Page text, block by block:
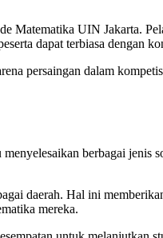
Matematika UIN Jakarta.
dapat terbiasa dengan
persaingan dalam
berbagai jenis
daerah. Hal ini
mereka.